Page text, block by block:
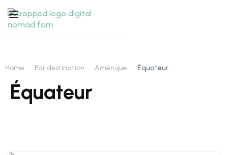
Home Par destination Amérique Équateur
Équateur